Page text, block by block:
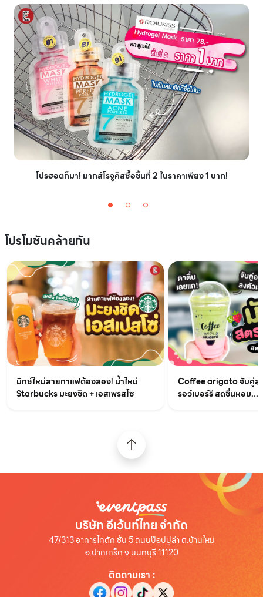
โปรฮอตก็มา! มากส์โรจูคิสซื้อชิ้นที่ 2 ในราคาเพียง 1 บาท!
โปรโมชันคล้ายกัน
มิกซ์ใหม่สายกาแฟต้องลอง! น้ำใหม่
Starbucks มะยงชิด + เอสเพรสโซ
Coffee arigato จับคู่สุ
รอว์เบอร์รี สดชื่นหอม...
บริษัท อีเว้นท์ไทย จำกัด
47/313 อาคารไคตัค ชั้น 5 ถนนป๊อปปูล่า ต.บ้านใหม่
อ.ปากเกร็ด จ.นนทบุรี 11120
ติดตามเรา :